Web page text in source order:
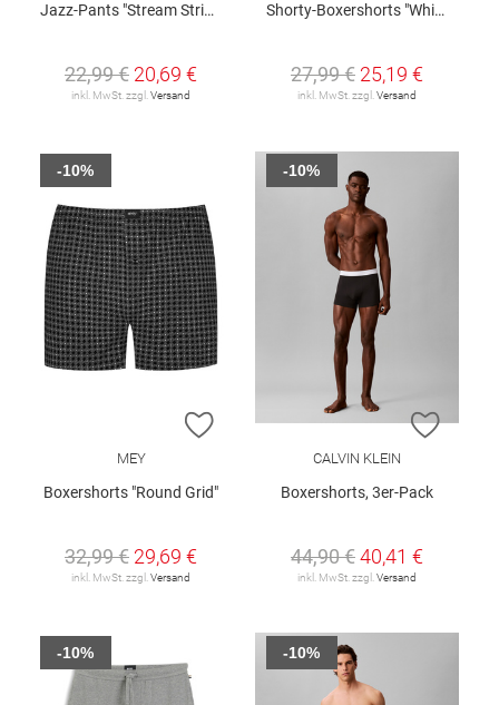
Jazz-Pants "Stream Stripes"
22,99 € 20,69 €
inkl. MwSt. zzgl. Versand
Shorty-Boxershorts "White Squares"
27,99 € 25,19 €
inkl. MwSt. zzgl. Versand
ZUR WUNSCHLISTE HINZUFÜGEN
MEY
Boxershorts "Round Grid"
32,99 € 29,69 €
inkl. MwSt. zzgl. Versand
-10%
ZUR
CALVIN KLEIN
Boxershorts, 3er-Pack
44,90 €40,41 €
inkl. MwSt. zzgl. Versand
-10%
-10% -10%